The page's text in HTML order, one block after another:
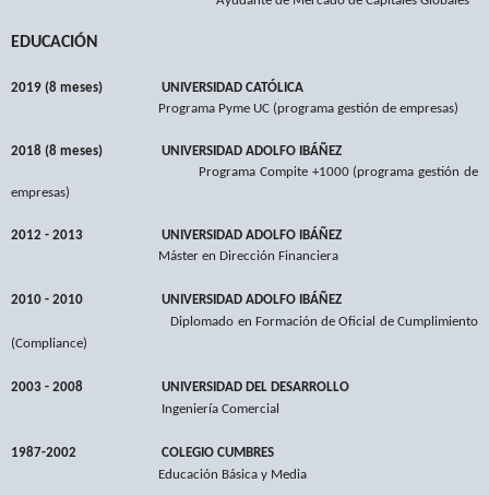
EDUCACIÓN
2019 (8 meses)
UNIVERSIDAD CATÓLICA
Programa Pyme UC (programa gestión de empresas)
2018 (8 meses)
UNIVERSIDAD ADOLFO IBÁÑEZ
Programa Compite +1000 (programa gestión de
empresas)
2012 - 2013
UNIVERSIDAD ADOLFO IBÁÑEZ
Máster en Dirección Financiera
2010 - 2010 UNIVERSIDAD ADOLFO IBÁÑEZ
Diplomado en Formación de Oficial de Cumplimiento
(Compliance)
2003 - 2008 UNIVERSIDAD DEL DESARROLLO
Ingeniería Comercial
1987-2002 COLEGIO CUMBRES
Educación Básica y Media